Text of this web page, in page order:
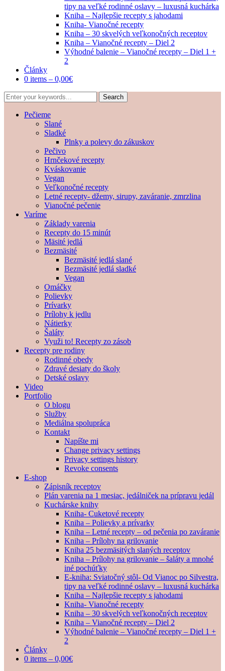
tipy na veľké rodinné oslavy – luxusná kuchárka
Kniha – Najlepšie recepty s jahodami
Kniha- Vianočné recepty
Kniha – 30 skvelých veľkonočných receptov
Kniha – Vianočné recepty – Diel 2
Výhodné balenie – Vianočné recepty – Diel 1 +
2
Články
0 items – 0,00€
Pečieme
Slané
Sladké
Plnky a polevy do zákuskov
Pečivo
Hrnčekové recepty
Kváskovanie
Vegan
Veľkonočné recepty
Letné recepty- džemy, sirupy, zaváranie, zmrzlina
Vianočné pečenie
Varíme
Základy varenia
Recepty do 15 minút
Mäsité jedlá
Bezmäsité
Bezmäsité jedlá slané
Bezmäsité jedlá sladké
Vegan
Omáčky
Polievky
Prívarky
Prílohy k jedlu
Nátierky
Šaláty
Využi to! Recepty zo zásob
Recepty pre rodiny
Rodinné obedy
Zdravé desiaty do školy
Detské oslavy
Video
Portfolio
O blogu
Služby
Mediálna spolupráca
Kontakt
Napíšte mi
Change privacy settings
Privacy settings history
Revoke consents
E-shop
Zápisník receptov
Plán varenia na 1 mesiac, jedálniček na prípravu jedál
Kuchárske knihy
Kniha- Cuketové recepty
Kniha – Polievky a prívarky
Kniha – Letné recepty – od pečenia po zaváranie
Kniha – Prílohy na grilovanie
Kniha 25 bezmäsitých slaných receptov
Kniha – Prílohy na grilovanie – šaláty a mnohé
iné pochúťky
E-kniha: Sviatočný stôl- Od Vianoc po Silvestra,
tipy na veľké rodinné oslavy – luxusná kuchárka
Kniha – Najlepšie recepty s jahodami
Kniha- Vianočné recepty
Kniha – 30 skvelých veľkonočných receptov
Kniha – Vianočné recepty – Diel 2
Výhodné balenie – Vianočné recepty – Diel 1 +
2
Články
0 items – 0,00€